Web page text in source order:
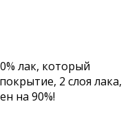
лак, который
2 слоя лака,
на 90%!